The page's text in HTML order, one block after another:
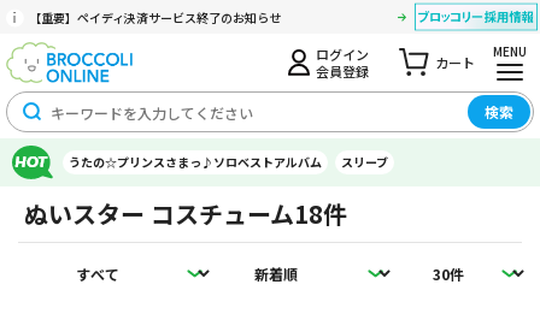
【重要】ペイディ決済サービス終了のお知らせ
ログイン
会員登録
カート
MENU
検索
うたの☆プリンスさまっ♪ソロベストアルバム スリーブ
ぬいスター コスチューム18件